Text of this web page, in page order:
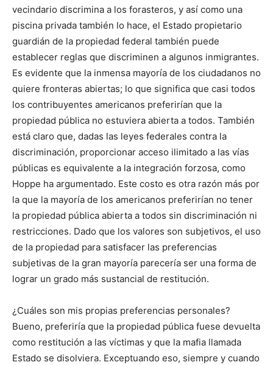
vecindario discrimina a los forasteros, y así como una
piscina privada también lo hace, el Estado propietario
guardián de la propiedad federal también puede
establecer reglas que discriminen a algunos inmigrantes.
Es evidente que la inmensa mayoría de los ciudadanos no
quiere fronteras abiertas; lo que significa que casi todos
los contribuyentes americanos preferirían que la
propiedad pública no estuviera abierta a todos. También
está claro que, dadas las leyes federales contra la
discriminación, proporcionar acceso ilimitado a las vías
públicas es equivalente a la integración forzosa, como
Hoppe ha argumentado. Este costo es otra razón más por
la que la mayoría de los americanos preferirían no tener
la propiedad pública abierta a todos sin discriminación ni
restricciones. Dado que los valores son subjetivos, el uso
de la propiedad para satisfacer las preferencias
subjetivas de la gran mayoría parecería ser una forma de
lograr un grado más sustancial de restitución.
¿Cuáles son mis propias preferencias personales?
Bueno, preferiría que la propiedad pública fuese devuelta
como restitución a las víctimas y que la mafia llamada
Estado se disolviera. Exceptuando eso, siempre y cuando